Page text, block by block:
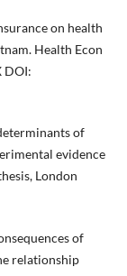
on health
Health Econ
DOI:
of
evidence
London
of
relationship